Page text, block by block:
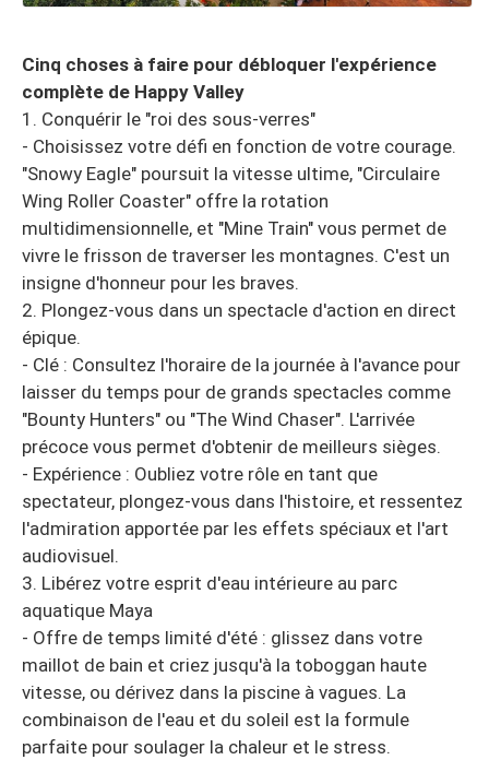
Cinq choses à faire pour débloquer l'expérience
complète de Happy Valley
1. Conquérir le "roi des sous-verres"
- Choisissez votre défi en fonction de votre courage.
"Snowy Eagle" poursuit la vitesse ultime, "Circulaire
Wing Roller Coaster" offre la rotation
multidimensionnelle, et "Mine Train" vous permet de
vivre le frisson de traverser les montagnes. C'est un
insigne d'honneur pour les braves.
2. Plongez-vous dans un spectacle d'action en direct
épique.
- Clé : Consultez l'horaire de la journée à l'avance pour
laisser du temps pour de grands spectacles comme
"Bounty Hunters" ou "The Wind Chaser". L'arrivée
précoce vous permet d'obtenir de meilleurs sièges.
- Expérience : Oubliez votre rôle en tant que
spectateur, plongez-vous dans l'histoire, et ressentez
l'admiration apportée par les effets spéciaux et l'art
audiovisuel.
3. Libérez votre esprit d'eau intérieure au parc
aquatique Maya
- Offre de temps limité d'été : glissez dans votre
maillot de bain et criez jusqu'à la toboggan haute
vitesse, ou dérivez dans la piscine à vagues. La
combinaison de l'eau et du soleil est la formule
parfaite pour soulager la chaleur et le stress.